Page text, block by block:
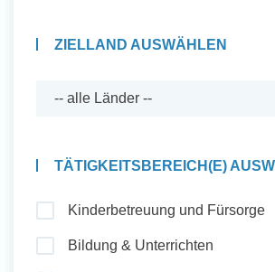
Auslandserfahrung
ZIELLAND AUSWÄHLEN
TÄTIGKEITSBEREICH(E)
Kinderbetreuung und Fürsorge
Bildung & Unterrichten